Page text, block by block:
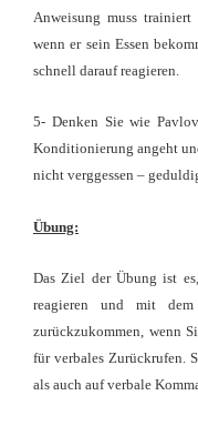
Anweisung muss
wenn er sein Essen
schnell darauf reagieren.
5- Denken Sie wie
Konditionierung angeht
nicht verggessen –
Übung:
Das Ziel der Übung ist
reagieren und mit
zurückzukommen, wenn
für verbales Zurückrufen.
als auch auf verbale